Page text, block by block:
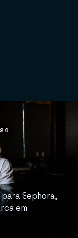
Sephora,
em